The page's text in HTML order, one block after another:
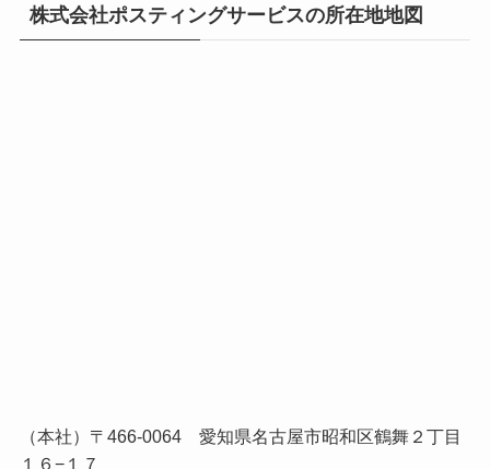
株式会社ポスティングサービスの所在地地図
（本社）〒466-0064 愛知県名古屋市昭和区鶴舞２丁目
１６−１７